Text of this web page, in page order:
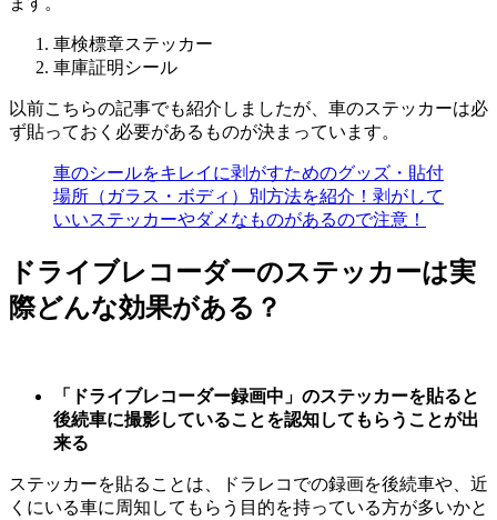
車検標章ステッカー
車庫証明シール
以前こちらの記事でも紹介しましたが、車のステッカーは必
ず貼っておく必要があるものが決まっています。
車のシールをキレイに剥がすためのグッズ・貼付
場所（ガラス・ボディ）別方法を紹介！剥がして
いいステッカーやダメなものがあるので注意！
ドライブレコーダーのステッカーは実
際どんな効果がある？
「ドライブレコーダー録画中」のステッカーを貼ると
後続車に撮影していることを認知してもらうことが出
来る
ステッカーを貼ることは、ドラレコでの録画を後続車や、近
くにいる車に周知してもらう目的を持っている方が多いかと